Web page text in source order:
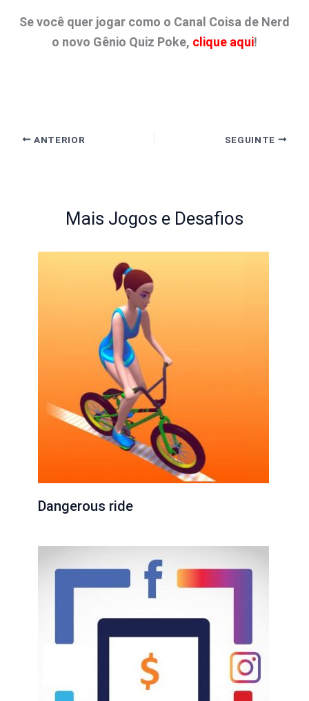
Se você quer jogar como o Canal Coisa de Nerd
o novo Gênio Quiz Poke, clique aqui!
ANTERIOR SEGUINTE
Mais Jogos e Desafios
Dangerous ride